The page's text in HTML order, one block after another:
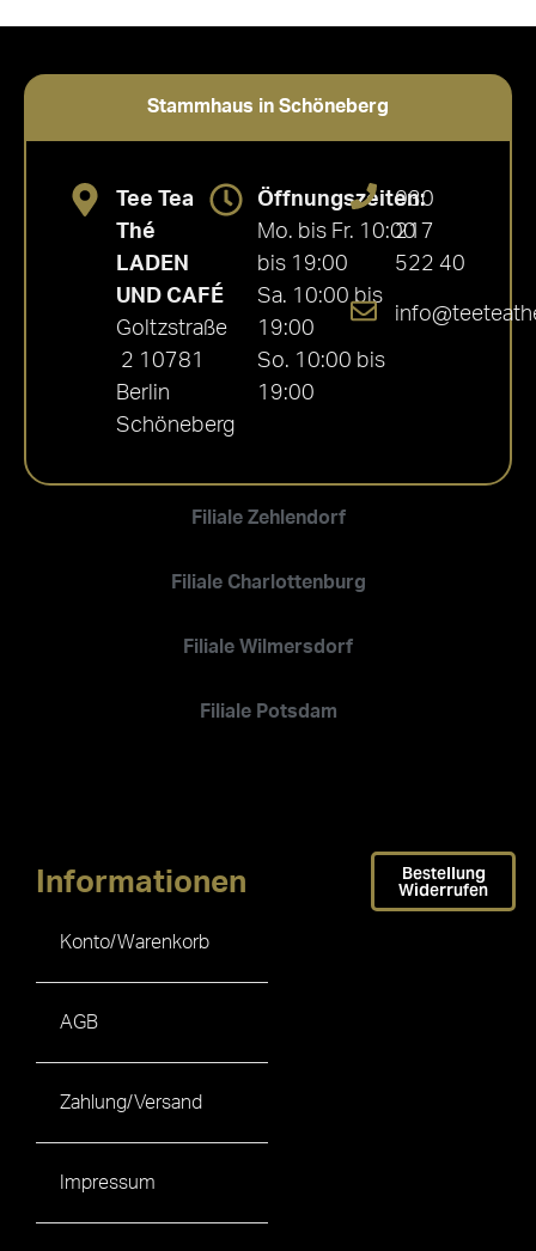
5.00
Stammhaus in Schöneberg
Filiale Zehlendorf
Filiale Charlottenburg
Filiale Wilmersdorf
Filiale Potsdam
Tee Tea
Thé
LADEN
UND CAFÉ
Goltzstraße
2 10781
Berlin
Schöneberg
Öffnungszeiten:
Mo. bis Fr. 10:00
bis 19:00
Sa. 10:00 bis
19:00
So. 10:00 bis
19:00
030
217
522 40
Informationen
Konto/Warenkorb
AGB
Zahlung/Versand
Impressum
Bestellung
Widerrufen